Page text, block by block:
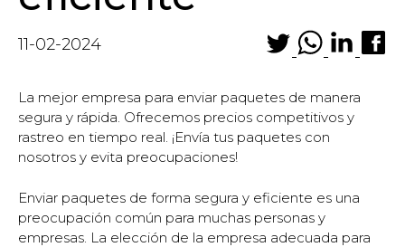
11-02-2024
La mejor empresa para enviar paquetes de manera
segura y rápida. Ofrecemos precios competitivos y
rastreo en tiempo real. ¡Envía tus paquetes con
nosotros y evita preocupaciones!
Enviar paquetes de forma segura y eficiente es una
preocupación común para muchas personas y
empresas. La elección de la empresa adecuada para